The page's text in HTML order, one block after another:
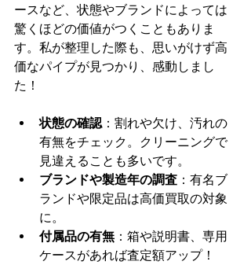
ースなど、状態やブランドによっては
驚くほどの価値がつくこともありま
す。私が整理した際も、思いがけず高
価なパイプが見つかり、感動しまし
た！
状態の確認：割れや欠け、汚れの
有無をチェック。クリーニングで
見違えることも多いです。
ブランドや製造年の調査 ：有名ブ
ランドや限定品は高価買取の対象
に。
付属品の有無 ：箱や説明書、専用
ケースがあれば査定額アップ！